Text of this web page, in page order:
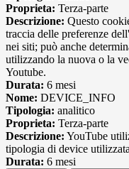
Proprieta: Terza-parte
Descrizione: Questo
traccia delle preferenze
nei siti; può anche
utilizzando la nuova o la
Youtube.
Durata: 6 mesi
Nome: DEVICE_INFO
Tipologia: analitico
Proprieta: Terza-parte
Descrizione: YouTube
tipologia di device
Durata: 6 mesi